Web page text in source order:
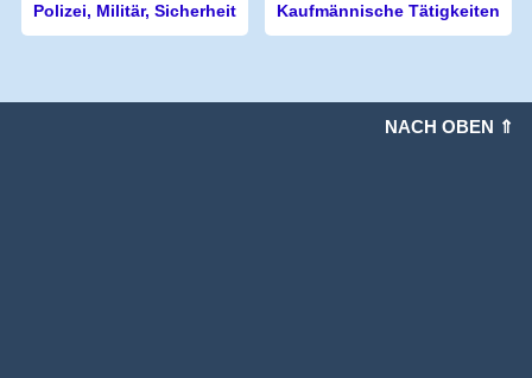
Polizei, Militär, Sicherheit Kaufmännische Tätigkeiten
NACH OBEN ⇑